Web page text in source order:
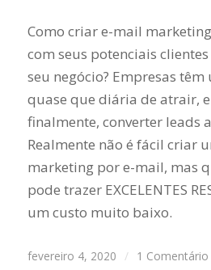
Como criar e-mail
com seus potenciais
seu negócio? Empresas
quase que diária de atrair,
finalmente, converter leads
Realmente não é fácil criar
marketing por e-mail, mas
pode trazer EXCELENTES
um custo muito baixo.
fevereiro 4, 2020 / 1 Comentário